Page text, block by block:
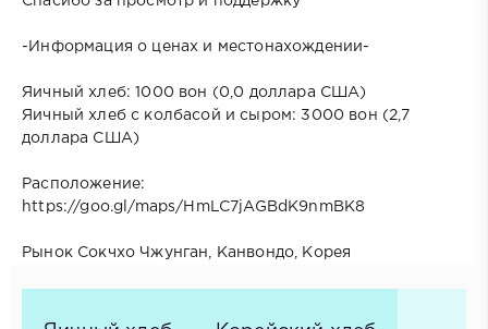
-Информация о ценах и местонахождении-
Яичный хлеб: 1000 вон (0,0 доллара США)
Яичный хлеб с колбасой и сыром: 3000 вон (2,7
доллара США)
Расположение:
https://goo.gl/maps/HmLC7jAGBdK9nmBK8
Рынок Сокчхо Чжунган, Канвондо, Корея